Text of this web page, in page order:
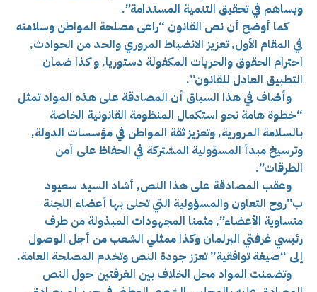
ويساهم في تحقيق التنمية المستدامة”.
كما أوضح أن نص القانون “راعى مصلحة المواطن وسلامته
في المقام الأول, تعزيز الانضباط المروري والحد من الحوادث,
احترام الحقوق والحريات المكفولة دستوريا, و كذا ضمان
التطبيق العادل للقانون”.
وأضاف في هذا السياق أن المصادقة على هذه المواد تمثل
“خطوة هامة نحو استكمال المنظومة القانونية الخاصة
بالسلامة المرورية, وتعزيز ثقة المواطن في مؤسسات الدولة,
وترسيخ مبدأ المسؤولية المشتركة في الحفاظ على أمن
الطرقات”.
وعقب المصادقة على هذا النص, أشاد السيد سعيود
ب”روح التعاون والمسؤولية التي تحلى بها أعضاء اللجنة
متساوية الأعضاء”, مثمنا المجهودات المبذولة من طرف
رئيسي غرفتي البرلمان وكذا ممثلي الشعب من أجل الوصول
إلى “صيغة توافقية” تعزز جودة النص وتخدم المصلحة العامة.
وتضمنت المواد محل الخلاف بين الغرفتين حول النص